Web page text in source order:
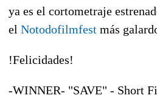
ya es el cortometraje
el Notodofilmfest más
!Felicidades!
-WINNER- "SAVE" - Short